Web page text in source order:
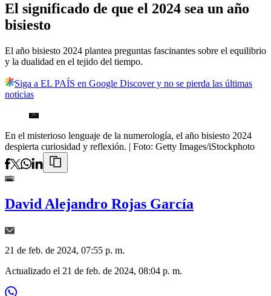
El significado de que el 2024 sea un año
bisiesto
El año bisiesto 2024 plantea preguntas fascinantes sobre el equilibrio
y la dualidad en el tejido del tiempo.
Siga a EL PAÍS en Google Discover y no se pierda las últimas
noticias
En el misterioso lenguaje de la numerología, el año bisiesto 2024
despierta curiosidad y reflexión. | Foto: Getty Images/iStockphoto
David Alejandro Rojas García
21 de feb. de 2024, 07:55 p. m.
Actualizado el 21 de feb. de 2024, 08:04 p. m.